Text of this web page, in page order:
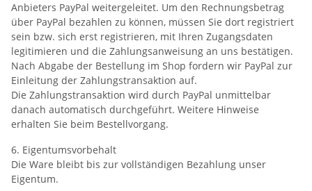
Anbieters PayPal weitergeleitet. Um den Rechnungsbetrag
über PayPal bezahlen zu können, müssen Sie dort registriert
sein bzw. sich erst registrieren, mit Ihren Zugangsdaten
legitimieren und die Zahlungsanweisung an uns bestätigen.
Nach Abgabe der Bestellung im Shop fordern wir PayPal zur
Einleitung der Zahlungstransaktion auf.
Die Zahlungstransaktion wird durch PayPal unmittelbar
danach automatisch durchgeführt. Weitere Hinweise
erhalten Sie beim Bestellvorgang.
6. Eigentumsvorbehalt
Die Ware bleibt bis zur vollständigen Bezahlung unser
Eigentum.